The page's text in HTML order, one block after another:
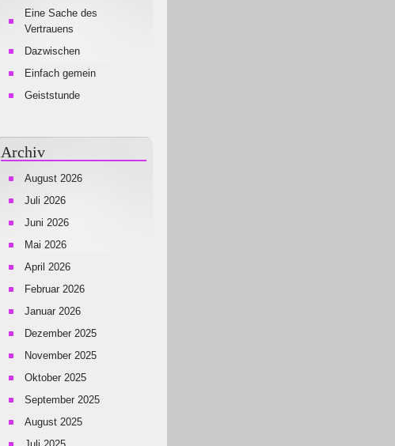
Eine Sache des
Vertrauens
Dazwischen
Einfach gemein
Geiststunde
Archiv
August 2026
Juli 2026
Juni 2026
Mai 2026
April 2026
Februar 2026
Januar 2026
Dezember 2025
November 2025
Oktober 2025
September 2025
August 2025